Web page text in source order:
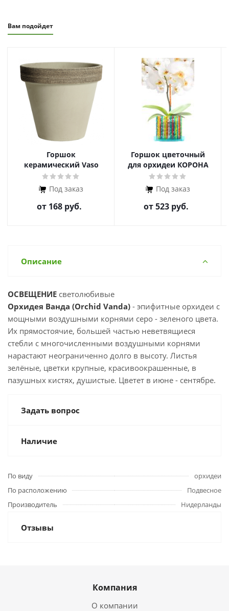
Вам подойдет
Горшок
керамический Vaso
Graffiato
Под заказ
от 168 руб.
Горшок цветочный
для орхидеи КОРОНА
ДИАМАНТ (разборная)
Под заказ
от523 руб.
Описание
ОСВЕЩЕНИЕ светолюбивые
Орхидея Ванда (Orchid Vanda) - эпифитные орхидеи с
мощными воздушными корнями серо - зеленого цвета.
Их прямостоячие, большей частью неветвящиеся
стебли с многочисленными воздушными корнями
нарастают неограниченно долго в высоту. Листья
зелёные, цветки крупные, красивоокрашенные, в
пазушных кистях, душистые. Цветет в июне - сентябре.
Задать вопрос
Наличие
По виду
орхидеи
По расположению
Подвесное
Производитель
Нидерланды
Отзывы
Компания
О компании